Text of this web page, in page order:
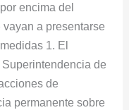
encima del
a presentarse
1. El
de
de
permanente sobre